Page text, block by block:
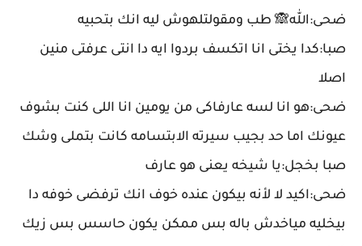
ضحى:الله🙈 طب ومقولتلهوش ليه انك بتحبيه
صبا:كدا يختى انا اتكسف بردوا ايه دا انتى عرفتى منين
اصلا
ضحى:هو انا لسه عارفاكى من يومين انا اللى كنت بشوف
عيونك اما حد بجيب سيرته الابتسامه كانت بتملى وشك
صبا بخجل:يا شيخه يعنى هو عارف
ضحى:اكيد لا لأنه بيكون عنده خوف انك ترفضى خوفه دا
بيخليه مياخدش باله بس ممكن يكون حاسس بس زيك